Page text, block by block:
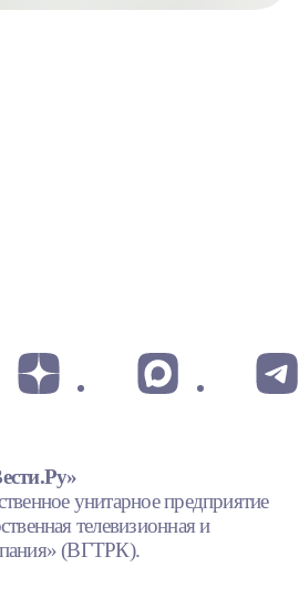
унитарное предприятие
телевизионная и
(ВГТРК).